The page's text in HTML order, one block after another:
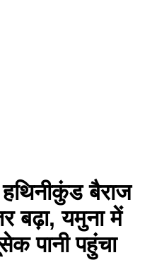
बैराज
बढ़ा, यमुना में
पानी पहुंचा